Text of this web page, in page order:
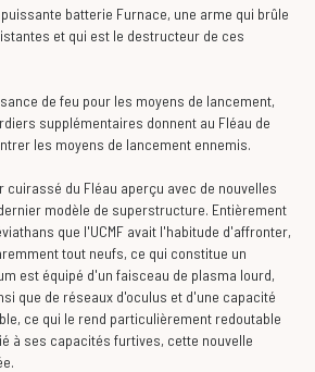
batterie Furnace, une arme qui brûle
et qui est le destructeur de ces
de feu pour les moyens de lancement,
supplémentaires donnent au Fléau de
les moyens de lancement ennemis.
cuirassé du Fléau aperçu avec de nouvelles
modèle de superstructure. Entièrement
que l'UCMF avait l'habitude d'affronter,
tout neufs, ce qui constitue un
est équipé d'un faisceau de plasma lourd,
que de réseaux d'oculus et d'une capacité
ce qui le rend particulièrement redoutable
à ses capacités furtives, cette nouvelle